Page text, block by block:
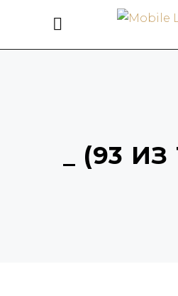
_ (93 ИЗ